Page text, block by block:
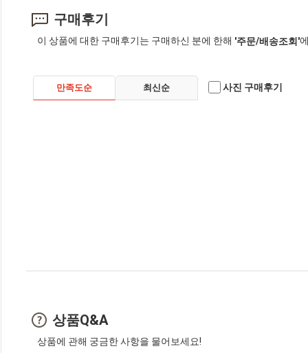
구매후기
이 상품에 대한 구매후기는 구매하신 분에 한해 '주문/배송조회'
만족도순 최신순 사진 구매후기
상품Q&A
상품에 관해 궁금한 사항을 물어보세요!